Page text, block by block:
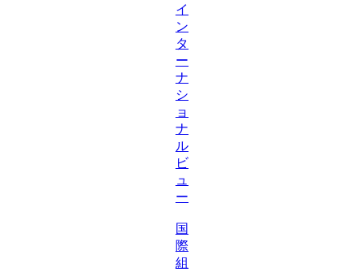
イ
ン
タ
ー
ナ
シ
ョ
ナ
ル
ビ
ュ
ー
国
際
組